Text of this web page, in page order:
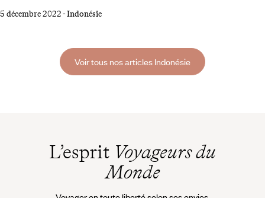
flegmatiques, vénérés ou craints, ils font tous partie du panorama
facilement accessibles, d’autres mettent le mental à rude épreuve.
5 décembre 2022-Indonésie
Voir tous nos articles Indonésie
L’esprit Voyageurs du
Monde